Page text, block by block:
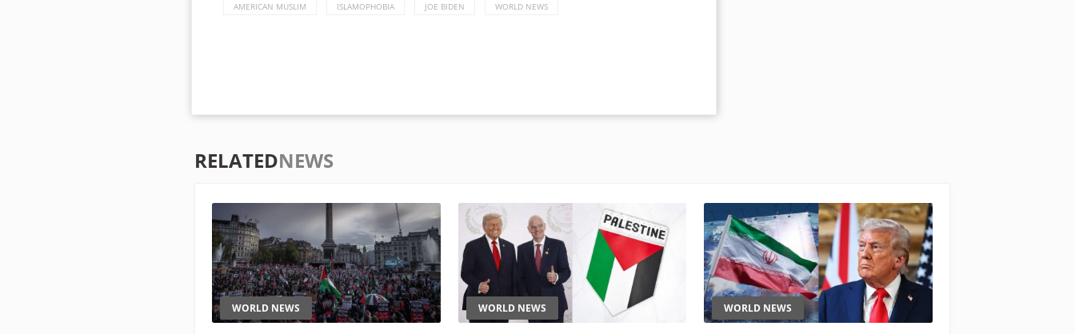
AMERICAN MUSLIM ISLAMOPHOBIA JOE BIDEN WORLD NEWS
RELATEDNEWS
WORLD NEWS WORLD NEWS WORLD NEWS